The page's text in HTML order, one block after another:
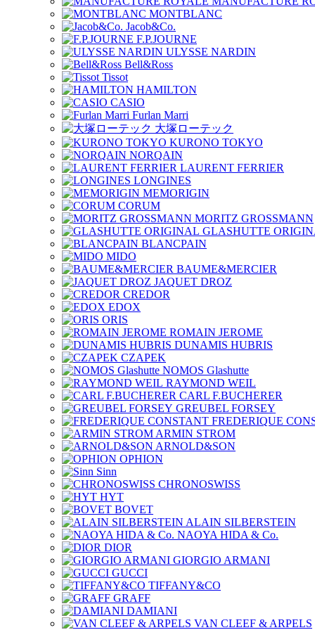
MONTBLANC
Jacob&Co.
F.P.JOURNE
ULYSSE NARDIN
Bell&Ross
Tissot
HAMILTON
CASIO
Furlan Marri
大塚ローテック
KURONO TOKYO
NORQAIN
LAURENT FERRIER
LONGINES
MEMORIGIN
CORUM
MORITZ GROSSMANN
GLASHUTTE
BLANCPAIN
MIDO
BAUME&MERCIER
JAQUET DROZ
CREDOR
EDOX
ORIS
ROMAIN JEROME
DUNAMIS HUBRIS
CZAPEK
NOMOS Glashutte
RAYMOND WEIL
CARL F.BUCHERER
GREUBEL FORSEY
FREDERIQUE
ARMIN STROM
ARNOLD&SON
OPHION
Sinn
CHRONOSWISS
HYT
BOVET
ALAIN SILBERSTEIN
NAOYA HIDA & Co.
DIOR
GIORGIO ARMANI
GUCCI
TIFFANY&CO
GRAFF
DAMIANI
VAN CLEEF & ARPELS